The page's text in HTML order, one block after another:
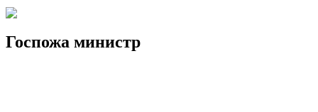
Госпожа министр